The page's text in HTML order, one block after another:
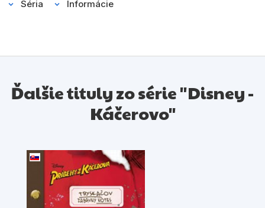
Séria Informácie
Ďalšie tituly zo série "Disney -
Káčerovo"